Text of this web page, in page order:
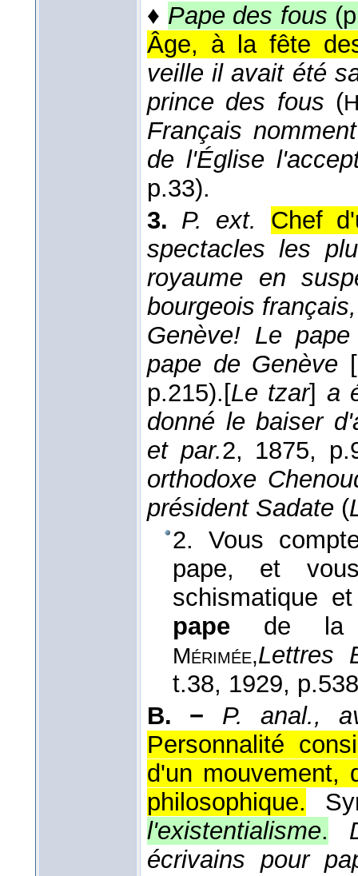
♦ Pape des fous
Âge, à la fête
veille il avait été
prince des fous (
Français
de l'Église
p.33).
3. P. ext.
Chef
spectacles les
royaume en
bourgeois
Genève! Le
pape de Genève [
p.215). [Le tzar] a
donné le baiser
et par.2, 1875,
orthodoxe
président Sadate (
2. Vous
pape, et
schismatique
pape de la
Mérimée,Lettres
t.38, 1929,
B. −
P. anal.,
Personnalité
d'un mouvement,
philosophique.
l'existentialisme.
écrivains pour